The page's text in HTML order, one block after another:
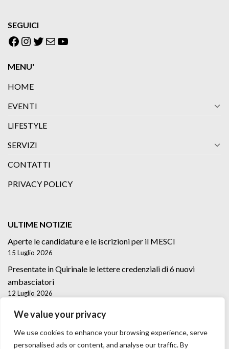
We value your privacy
We use cookies to enhance your browsing experience, serve
personalised ads or content, and analyse our traffic. By
SEGUICI
Facebook
Instagram
Twitter
EmailYouTube
MENU'
HOME
EVENTI
LIFESTYLE
SERVIZI
CONTATTI
PRIVACY POLICY
ULTIME NOTIZIE
Aperte le candidature e le iscrizioni per il MESCI
15 Luglio 2026
Presentate in Quirinale le lettere credenziali di 6 nuovi
ambasciatori
12 Luglio 2026
Lettere credenziali di 5 nuovi Ambasciatori